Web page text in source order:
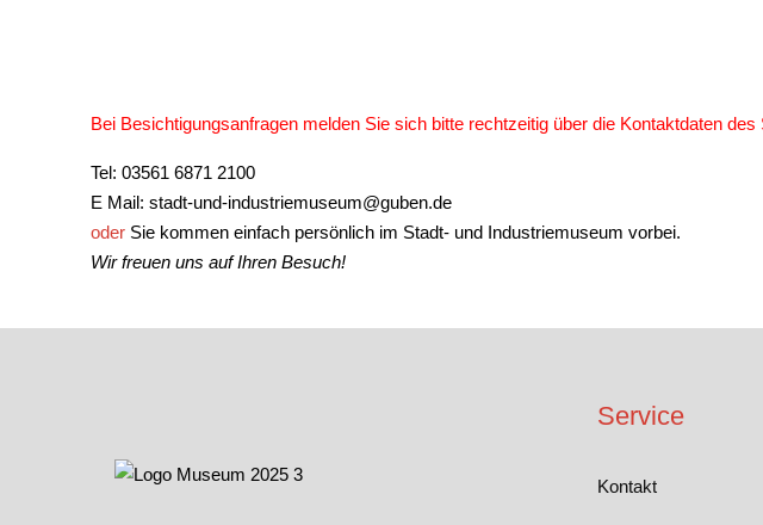
Bei Besichtigungsanfragen melden Sie sich bitte rechtzeitig über die Kontaktdaten
Tel: 03561 6871 2100
E Mail: stadt-und-industriemuseum@guben.de
oder Sie kommen einfach persönlich im Stadt- und Industriemuseum vorbei.
Wir freuen uns auf Ihren Besuch!
Service
Kontakt